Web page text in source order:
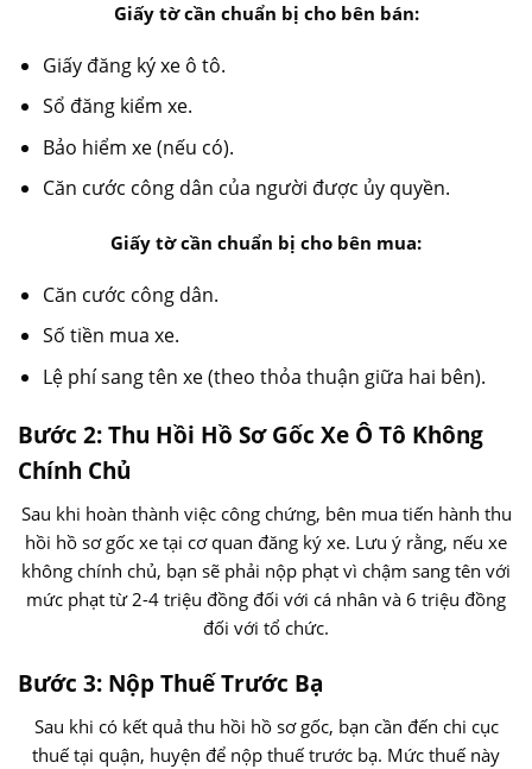
Giấy tờ cần chuẩn bị cho bên bán:
Giấy đăng ký xe ô tô.
Sổ đăng kiểm xe.
Bảo hiểm xe (nếu có).
Căn cước công dân của người được ủy quyền.
Giấy tờ cần chuẩn bị cho bên mua:
Căn cước công dân.
Số tiền mua xe.
Lệ phí sang tên xe (theo thỏa thuận giữa hai bên).
Bước 2: Thu Hồi Hồ Sơ Gốc Xe Ô Tô Không
Chính Chủ
Sau khi hoàn thành việc công chứng, bên mua tiến hành thu
hồi hồ sơ gốc xe tại cơ quan đăng ký xe. Lưu ý rằng, nếu xe
không chính chủ, bạn sẽ phải nộp phạt vì chậm sang tên với
mức phạt từ 2-4 triệu đồng đối với cá nhân và 6 triệu đồng
đối với tổ chức.
Bước 3: Nộp Thuế Trước Bạ
Sau khi có kết quả thu hồi hồ sơ gốc, bạn cần đến chi cục
thuế tại quận, huyện để nộp thuế trước bạ. Mức thuế này